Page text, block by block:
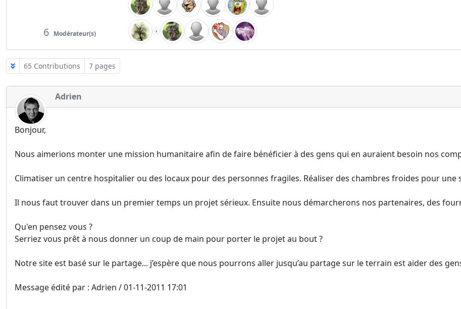
6 Modérateur(s)
65 Contributions 7 pages
Adrien
Bonjour,
Nous aimerions monter une mission humanitaire afin de faire bénéficier à des gens qui en auraient besoin nos
Climatiser un centre hospitalier ou des locaux pour des personnes fragiles. Réaliser des chambres froides pour une
Il nous faut trouver dans un premier temps un projet sérieux. Ensuite nous démarcherons nos partenaires, des
Qu'en pensez vous ?
Serriez vous prêt à nous donner un coup de main pour porter le projet au bout ?
Notre site est basé sur le partage... j’espère que nous pourrons aller jusqu’au partage sur le terrain est aider des
Message édité par : Adrien / 01-11-2011 17:01